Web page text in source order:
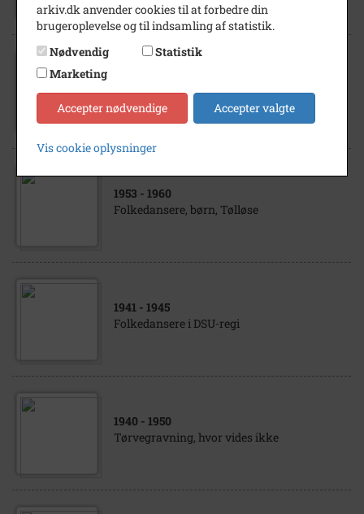
Bombekrater ved Kyringe
1953 - 1960
Folkedansere, børn, Tølløse
1941 - 1945
Folkedansere i DSU-regi
1940 - 1950
Tørvegravning, hvor vides ikke
arkiv.dk anvender cookies til at forbedre din
brugeroplevelse og til indsamling af statistik.
Nødvendig
Statistik
Marketing
Accepter nødvendige Accepter valgte
Vis cookie oplysninger